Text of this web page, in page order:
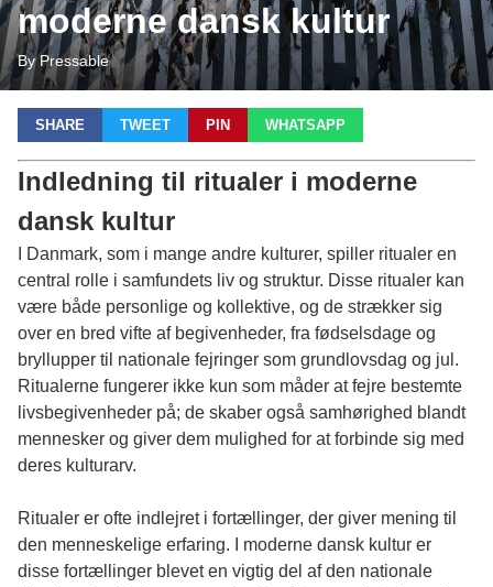
moderne dansk kultur
By Pressable
SHARE TWEET PIN WHATSAPP
Indledning til ritualer i moderne
dansk kultur
I Danmark, som i mange andre kulturer, spiller ritualer en
central rolle i samfundets liv og struktur. Disse ritualer kan
være både personlige og kollektive, og de strækker sig
over en bred vifte af begivenheder, fra fødselsdage og
bryllupper til nationale fejringer som grundlovsdag og jul.
Ritualerne fungerer ikke kun som måder at fejre bestemte
livsbegivenheder på; de skaber også samhørighed blandt
mennesker og giver dem mulighed for at forbinde sig med
deres kulturarv.
Ritualer er ofte indlejret i fortællinger, der giver mening til
den menneskelige erfaring. I moderne dansk kultur er
disse fortællinger blevet en vigtig del af den nationale